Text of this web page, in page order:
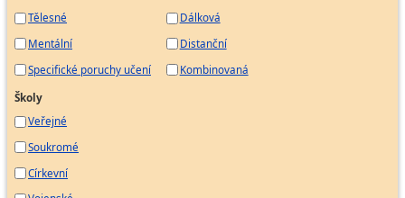
Tělesné
Mentální
Specifické poruchy učení
Dálková
Distanční
Kombinovaná
Školy
Veřejné
Soukromé
Církevní